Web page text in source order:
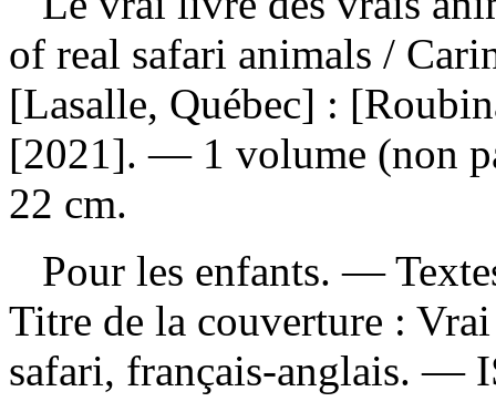
of real safari animals /
[Lasalle, Québec] :
[2021]. — 1 volume (non
22 cm.
Pour les enfants. —
Titre de la couverture :
safari, français-anglais. —